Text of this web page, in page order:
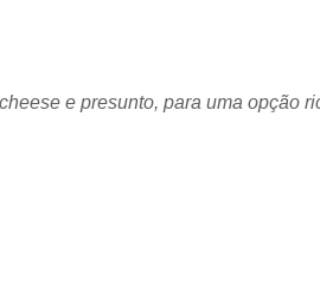
e presunto, para uma opção